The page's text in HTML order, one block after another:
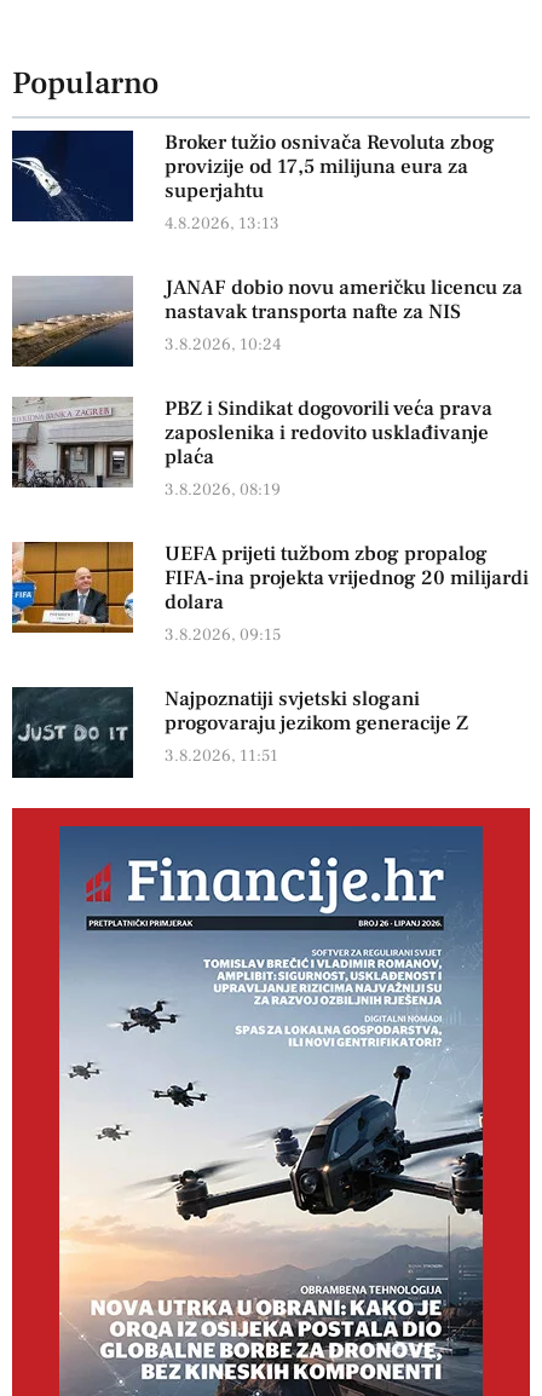
Popularno
Broker tužio osnivača Revoluta zbog
provizije od 17,5 milijuna eura za
superjahtu
4.8.2026, 13:13
JANAF dobio novu američku licencu za
nastavak transporta nafte za NIS
3.8.2026, 10:24
PBZ i Sindikat dogovorili veća prava
zaposlenika i redovito usklađivanje
plaća
3.8.2026, 08:19
UEFA prijeti tužbom zbog propalog
FIFA-ina projekta vrijednog 20 milijardi
dolara
3.8.2026, 09:15
Najpoznatiji svjetski slogani
progovaraju jezikom generacije Z
3.8.2026, 11:51